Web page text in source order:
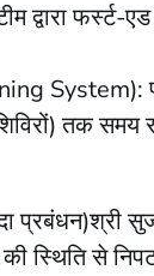
द्वारा
System):
तक
प्रबंधन)श्री
स्थिति से